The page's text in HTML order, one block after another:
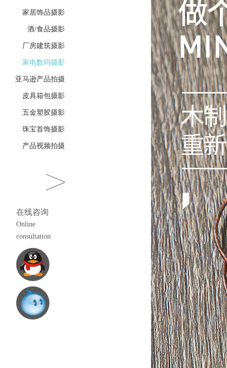
家居饰品摄影
酒/食品摄影
厂房建筑摄影
家电数码摄影
亚马逊产品拍摄
皮具箱包摄影
五金塑胶摄影
珠宝首饰摄影
产品视频拍摄
在线咨询
Online
consultation